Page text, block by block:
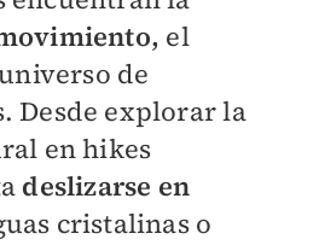
el
de
Desde explorar la
en hikes
deslizarse en
cristalinas o